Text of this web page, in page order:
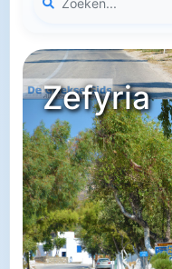
Zefyria